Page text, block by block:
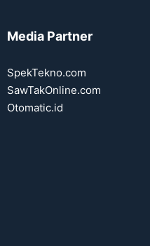
Media Partner
SpekTekno.com
SawTakOnline.com
Otomatic.id